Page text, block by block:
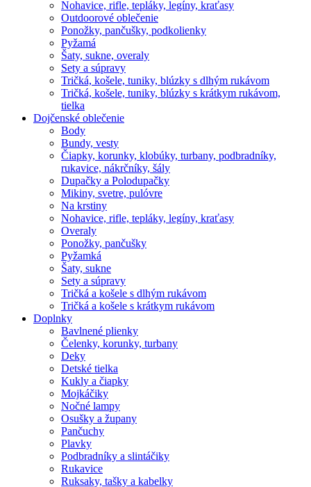
Nohavice, rifle, tepláky, legíny, kraťasy
Outdoorové oblečenie
Ponožky, pančušky, podkolienky
Pyžamá
Šaty, sukne, overaly
Sety a súpravy
Tričká, košele, tuniky, blúzky s dlhým rukávom
Tričká, košele, tuniky, blúzky s krátkym rukávom,
tielka
Dojčenské oblečenie
Body
Bundy, vesty
Čiapky, korunky, klobúky, turbany, podbradníky,
rukavice, nákrčníky, šály
Dupačky a Polodupačky
Mikiny, svetre, pulóvre
Na krstiny
Nohavice, rifle, tepláky, legíny, kraťasy
Overaly
Ponožky, pančušky
Pyžamká
Šaty, sukne
Sety a súpravy
Tričká a košele s dlhým rukávom
Tričká a košele s krátkym rukávom
Doplnky
Bavlnené plienky
Čelenky, korunky, turbany
Deky
Detské tielka
Kukly a čiapky
Mojkáčiky
Nočné lampy
Osušky a župany
Pančuchy
Plavky
Podbradníky a slintáčiky
Rukavice
Ruksaky, tašky a kabelky